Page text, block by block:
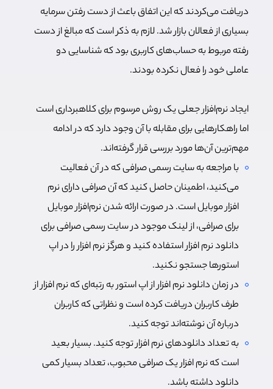
دریافت می‌کردند که این اتفاق باعث از دست رفتن سرمایه
بسیاری از فعالان بازار شد. لازم به ذکر است که مبالغ از دست
رفته مربوط به حساب‌های کاربری بود که شناسایی دو
عاملی خود را فعال نکرده بودند.
ایجاد نرم‌افزار جعلی یک روش مرسوم برای کلاهبرداری است
اما راهکارهایی برای مقابله با آن وجود دارد که در ادامه
مهم‌ترین آن‌ها مورد بررسی قرار گرفته‌اند.
با مراجعه به سایت رسمی صرافی که در آن فعالیت
می‌کنید، اطمینان حاصل کنید که آن صرافی دارای نرم
افزار موبایل است. در صورت ارائه شدن نرم‌افزار موبایل
برای صرافی، از لینک موجود در سایت رسمی صرافی برای
دانلود نرم افزار استفاده کنید و هرگز نرم افزار را در اپ
استورها جستجو نکنید.
در زمان دانلود نرم افزار از اپ استور به رتبه‌ای که نرم افزار از
طرف کاربران دریافت کرده است و نظراتی که کاربران
درباره آن نوشته‌اند توجه کنید.
به تعداد دانلودهای نرم افزار توجه کنید. بسیار بعید
است که نرم افزار یک صرافی محبوب، تعداد بسیار کمی
دانلود داشته باشد.